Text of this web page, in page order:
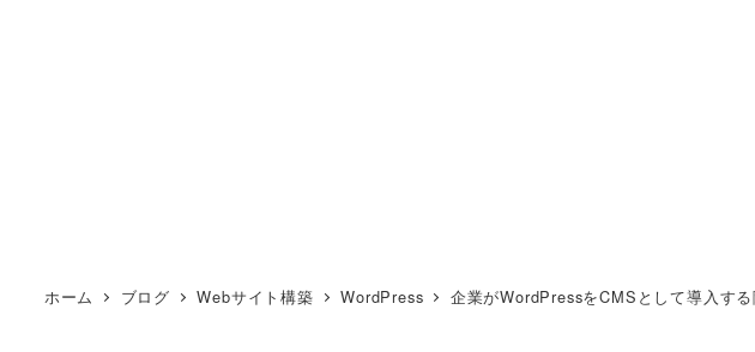
ホーム ブログ Webサイト構築 WordPress 企業がWordPressをCMSとして導入す